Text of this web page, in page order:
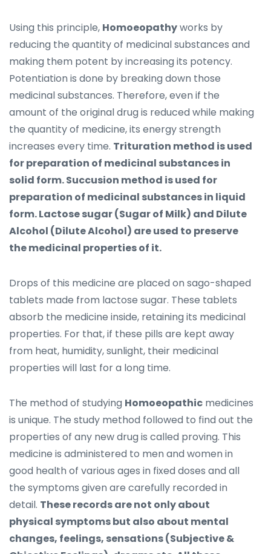
Using this principle, Homoeopathyworks by
reducing the quantity of medicinal substances and
making them potent by increasing its potency.
Potentiation is done by breaking down those
medicinal substances. Therefore, even if the
amount of the original drug is reduced while making
the quantity of medicine, its energy strength
increases every time. Trituration method is used
for preparation of medicinal substances in
solid form. Succusion method is used for
preparation of medicinal substances in liquid
form. Lactose sugar (Sugar of Milk) and Dilute
Alcohol (Dilute Alcohol) are used to preserve
the medicinal properties of it.
Drops of this medicine are placed on sago-shaped
tablets made from lactose sugar. These tablets
absorb the medicine inside, retaining its medicinal
properties. For that, if these pills are kept away
from heat, humidity, sunlight, their medicinal
properties will last for a long time.
The method of studying Homoeopathic medicines
is unique. The study method followed to find out the
properties of any new drug is called proving. This
medicine is administered to men and women in
good health of various ages in fixed doses and all
the symptoms given are carefully recorded in
detail. These records are not only about
physical symptoms but also about mental
changes, feelings, sensations (Subjective &